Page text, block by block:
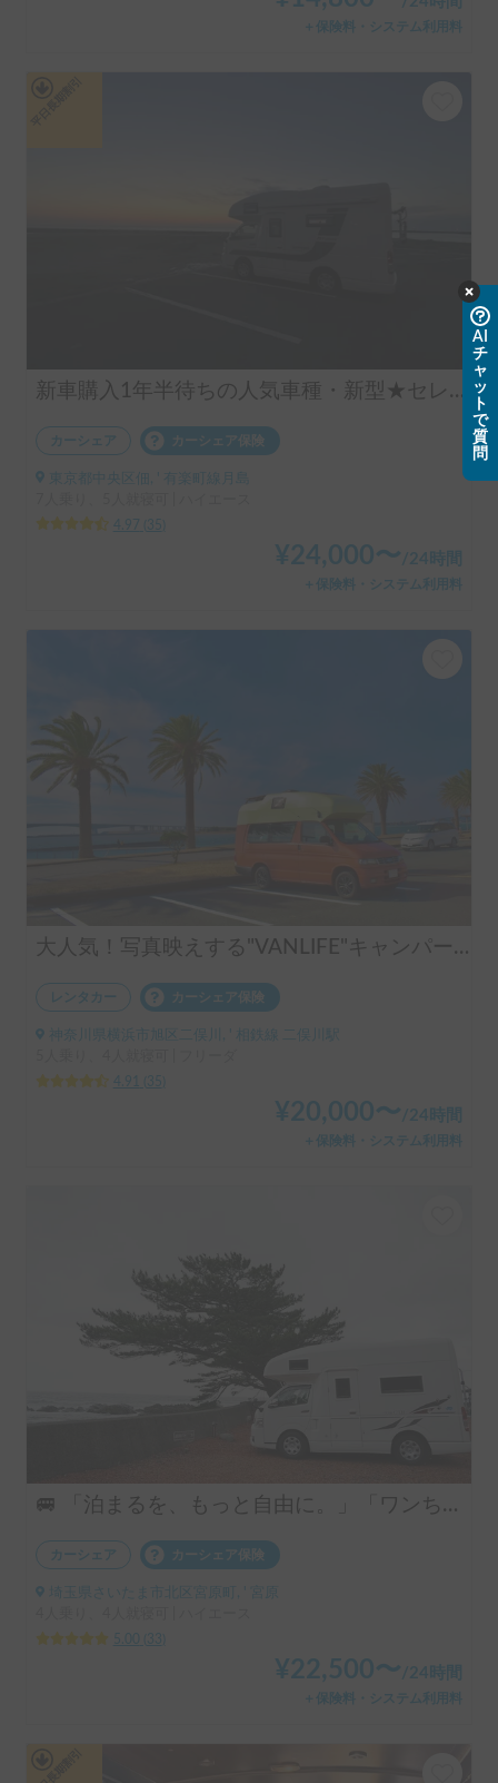
＋保険料・システム利用料
新車購入1年半待ちの人気車種・新型★セレンゲティ525（4WD）★で絶好のアウトドアシーズンを楽しもう！
カーシェア カーシェア保険
東京都中央区佃, ' 有楽町線月島
4.97
35
¥24,000〜 /24時間
＋保険料・システム利用料
大人気！写真映えする"VANLIFE"キャンパー「モビゴン」🍊
レンタカー カーシェア保険
神奈川県横浜市旭区二俣川, ' 相鉄線 二俣川駅
4.91
35
¥20,000〜/24時間
＋保険料・システム利用料
🚐 「泊まるを、もっと自由に。」「ワンちゃんも一緒に、旅に出よう。」ハイエースベースのラグジュアリーキャブコン！ 4人乗りで広々ゆったり快適空間 ・リアクーラー完備で移動中も後部座席も快適 ・揺れが少なく長距離でも快適な乗り心地 👉 初めてのキャンピングカーにもおすすめです！オプションキャンプ用品も充実してます。
カーシェア カーシェア保険
埼玉県さいたま市北区宮原町, ' 宮原
5.00
33
¥22,500〜/24時間
＋保険料・システム利用料
AI
チ
ャ
ッ
ト
で
質
問